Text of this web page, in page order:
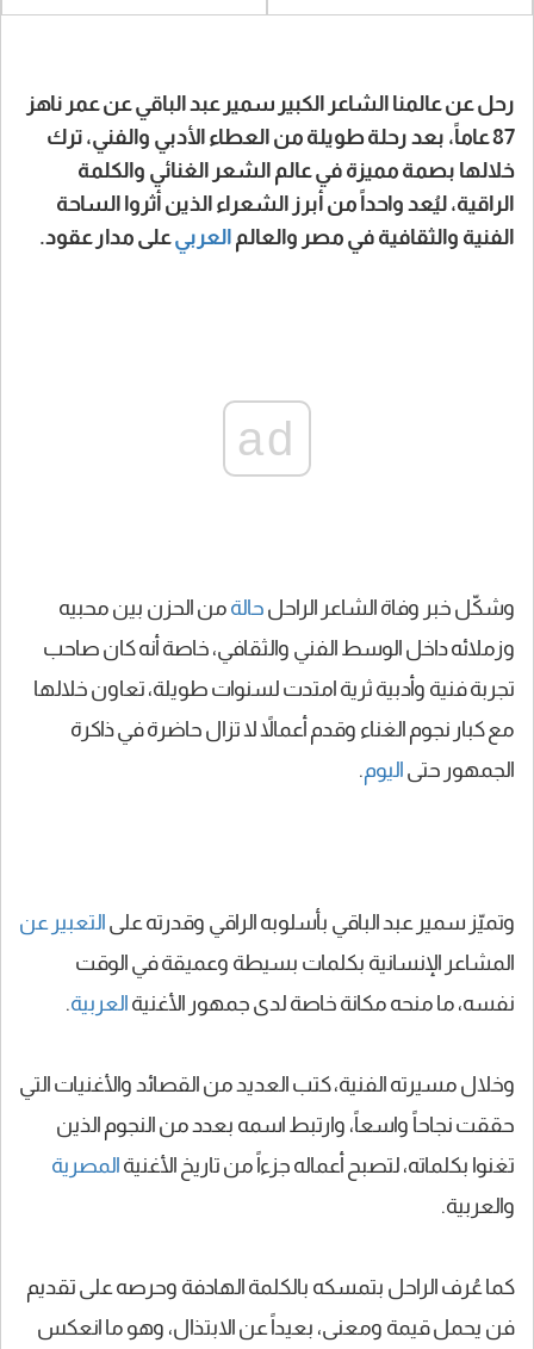
رحل عن عالمنا الشاعر الكبير سمير عبد الباقي عن عمر ناهز
87 عاماً، بعد رحلة طويلة من العطاء الأدبي والفني، ترك
خلالها بصمة مميزة في عالم الشعر الغنائي والكلمة
الراقية، ليُعد واحداً من أبرز الشعراء الذين أثروا الساحة
الفنية والثقافية في مصر والعالم العربيعلى مدار عقود.
ad
وشكّل خبر وفاة الشاعر الراحل حالة من الحزن بين محبيه
وزملائه داخل الوسط الفني والثقافي، خاصة أنه كان صاحب
تجربة فنية وأدبية ثرية امتدت لسنوات طويلة، تعاون خلالها
مع كبار نجوم الغناء وقدم أعمالاً لا تزال حاضرة في ذاكرة
الجمهور حتى اليوم.
وتميّز سمير عبد الباقي بأسلوبه الراقي وقدرته على التعبير عن
المشاعر الإنسانية بكلمات بسيطة وعميقة في الوقت
نفسه، ما منحه مكانة خاصة لدى جمهور الأغنية العربية.
وخلال مسيرته الفنية، كتب العديد من القصائد والأغنيات التي
حققت نجاحاً واسعاً، وارتبط اسمه بعدد من النجوم الذين
تغنوا بكلماته، لتصبح أعماله جزءاً من تاريخ الأغنية المصرية
والعربية.
كما عُرف الراحل بتمسكه بالكلمة الهادفة وحرصه على تقديم
فن يحمل قيمة ومعنى، بعيداً عن الابتذال، وهو ما انعكس